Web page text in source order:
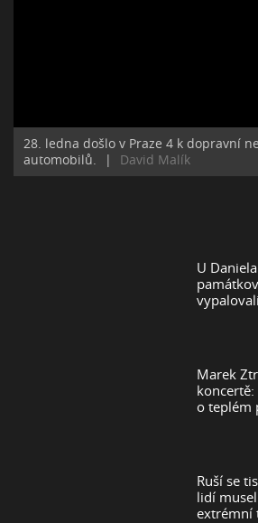
28. ledna došlo v Praze 4 k dopravní
automobilů.
| David Malík
U
Marek
o teplém
Ruší se
lidí
extrémní